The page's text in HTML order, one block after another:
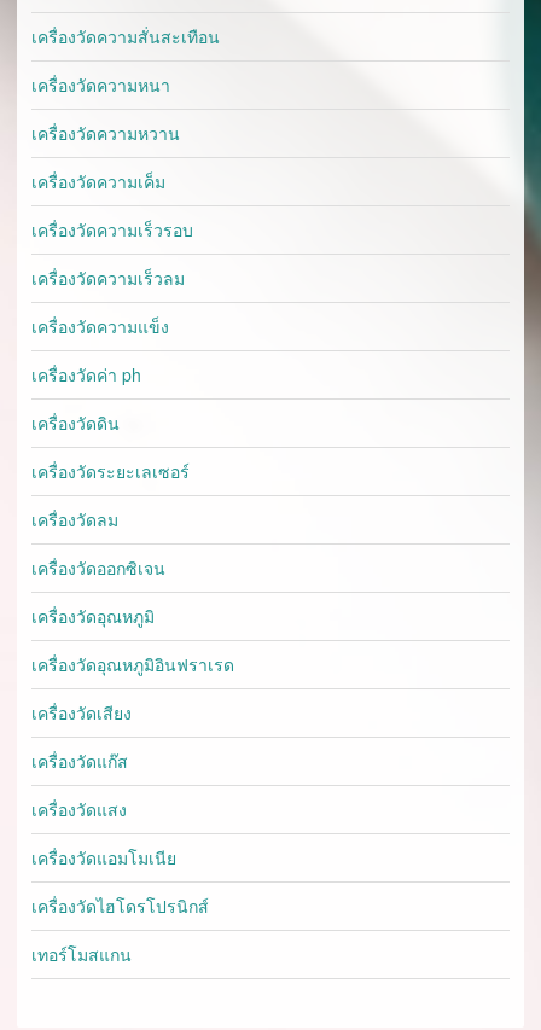
เครื่องวัดความสั่นสะเทือน
เครื่องวัดความหนา
เครื่องวัดความหวาน
เครื่องวัดความเค็ม
เครื่องวัดความเร็วรอบ
เครื่องวัดความเร็วลม
เครื่องวัดความแข็ง
เครื่องวัดค่า ph
เครื่องวัดดิน
เครื่องวัดระยะเลเซอร์
เครื่องวัดลม
เครื่องวัดออกซิเจน
เครื่องวัดอุณหภูมิ
เครื่องวัดอุณหภูมิอินฟราเรด
เครื่องวัดเสียง
เครื่องวัดแก๊ส
เครื่องวัดแสง
เครื่องวัดแอมโมเนีย
เครื่องวัดไฮโดรโปรนิกส์
เทอร์โมสแกน